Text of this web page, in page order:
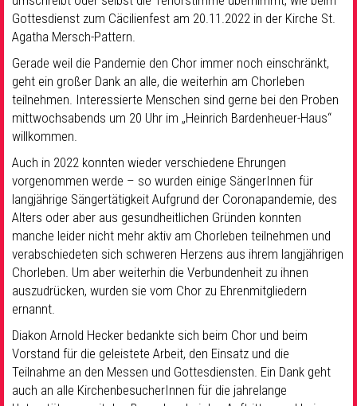
Gottesdienst zum Cäcilienfest am 20.11.2022 in der Kirche St.
Agatha Mersch-Pattern.
Gerade weil die Pandemie den Chor immer noch einschränkt,
geht ein großer Dank an alle, die weiterhin am Chorleben
teilnehmen. Interessierte Menschen sind gerne bei den Proben
mittwochsabends um 20 Uhr im „Heinrich Bardenheuer-Haus“
willkommen.
Auch in 2022 konnten wieder verschiedene Ehrungen
vorgenommen werde – so wurden einige SängerInnen für
langjährige Sängertätigkeit Aufgrund der Coronapandemie, des
Alters oder aber aus gesundheitlichen Gründen konnten
manche leider nicht mehr aktiv am Chorleben teilnehmen und
verabschiedeten sich schweren Herzens aus ihrem langjährigen
Chorleben. Um aber weiterhin die Verbundenheit zu ihnen
auszudrücken, wurden sie vom Chor zu Ehrenmitgliedern
ernannt.
Diakon Arnold Hecker bedankte sich beim Chor und beim
Vorstand für die geleistete Arbeit, den Einsatz und die
Teilnahme an den Messen und Gottesdiensten. Ein Dank geht
auch an alle KirchenbesucherInnen für die jahrelange